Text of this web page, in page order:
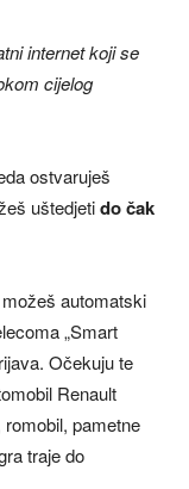
internet koji se
cijelog
ostvaruješ
uštedjetido čak
automatski
„Smart
Očekuju te
Renault
pametne
traje do